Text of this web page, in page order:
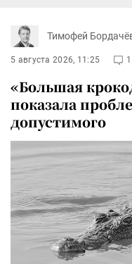
Тимофей
5 августа 2026, 11:25
«Большая
показала
допустимого